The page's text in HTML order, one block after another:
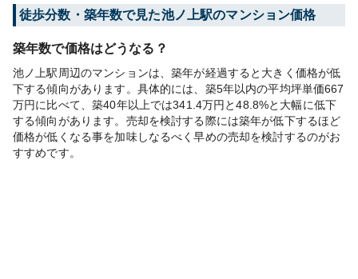
徒歩分数・築年数で見た池ノ上駅のマンション価格
築年数で価格はどうなる？
池ノ上駅周辺のマンションは、築年が経過すると大きく価格が低
下する傾向があります。具体的には、築5年以内の平均坪単価667
万円に比べて、築40年以上では341.4万円と48.8%と大幅に低下
する傾向があります。売却を検討する際には築年が低下するほど
価格が低くなる事を加味しなるべく早めの売却を検討するのがお
すすめです。